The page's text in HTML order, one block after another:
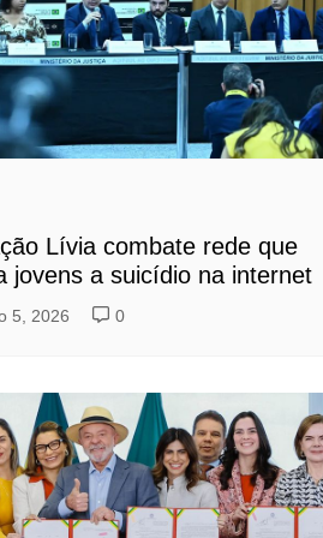
Lívia combate rede que
jovens a suicídio na internet
5, 2026 0